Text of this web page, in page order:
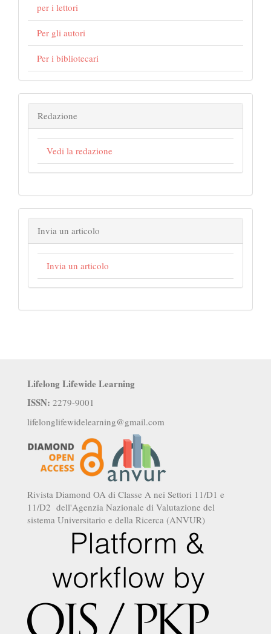
per i lettori
Per gli autori
Per i bibliotecari
Redazione
Vedi la redazione
Invia un articolo
Invia un articolo
Lifelong Lifewide Learning
ISSN: 2279-9001
lifelonglifewidelearning@gmail.com
Rivista Diamond OA di Classe A nei Settori 11/D1 e
11/D2 dell'Agenzia Nazionale di Valutazione del
sistema Universitario e della Ricerca (ANVUR)